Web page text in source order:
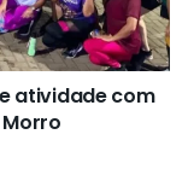
atividade com